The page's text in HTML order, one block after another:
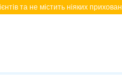
та не містить ніяких